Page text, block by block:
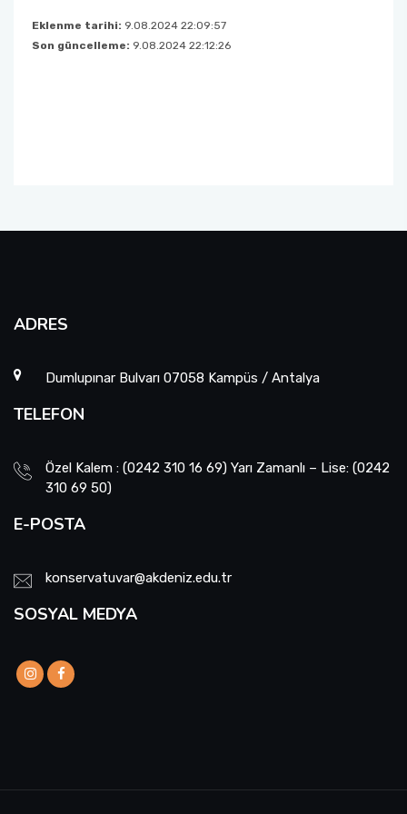
Eklenme tarihi: 9.08.2024 22:09:57
Son güncelleme: 9.08.2024 22:12:26
ADRES
Dumlupınar Bulvarı 07058 Kampüs / Antalya
TELEFON
Özel Kalem : (0242 310 16 69) Yarı Zamanlı – Lise: (0242
310 69 50)
E-POSTA
konservatuvar@akdeniz.edu.tr
SOSYAL MEDYA
Türk Halk Müziği Korosu
Tanıtım ve Medya Koordinatörlüğü